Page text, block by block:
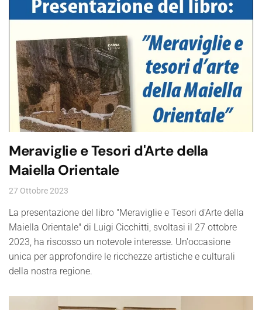
Meraviglie e Tesori d'Arte della
Maiella Orientale
27 Ottobre 2023
La presentazione del libro "Meraviglie e Tesori d'Arte della
Maiella Orientale" di Luigi Cicchitti, svoltasi il 27 ottobre
2023, ha riscosso un notevole interesse. Un'occasione
unica per approfondire le ricchezze artistiche e culturali
della nostra regione.